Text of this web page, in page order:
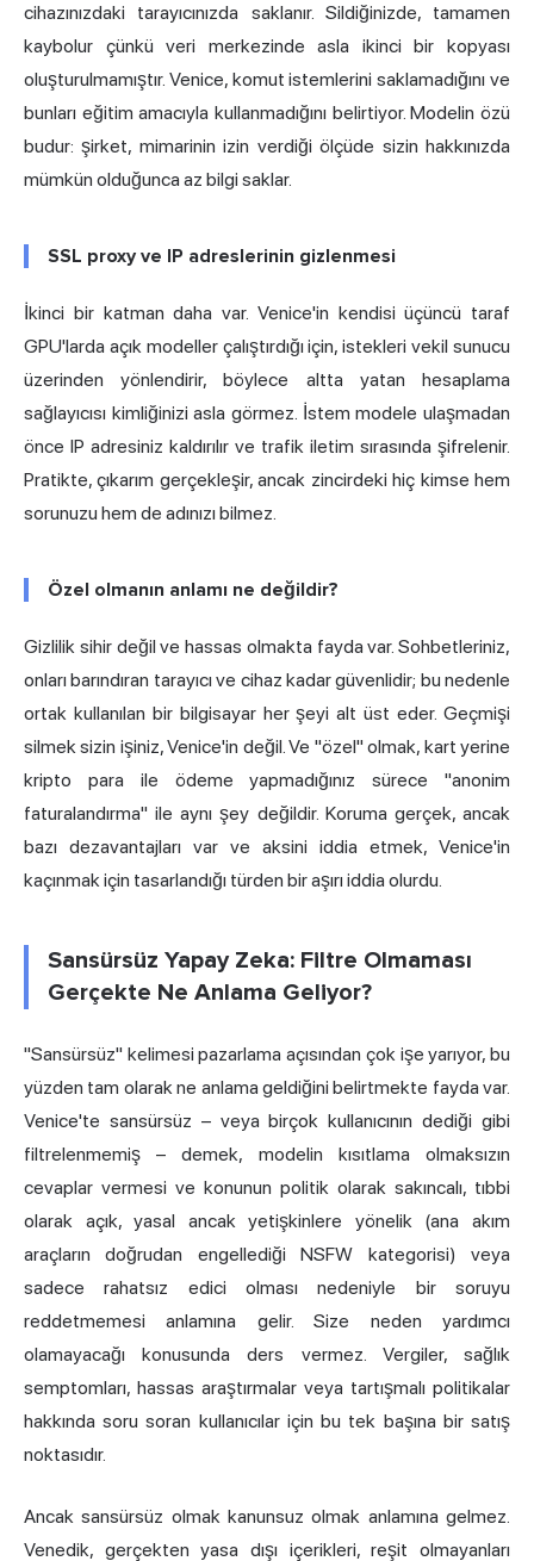
cihazınızdaki tarayıcınızda saklanır. Sildiğinizde, tamamen
kaybolur çünkü veri merkezinde asla ikinci bir kopyası
oluşturulmamıştır. Venice, komut istemlerini saklamadığını ve
bunları eğitim amacıyla kullanmadığını belirtiyor. Modelin özü
budur: şirket, mimarinin izin verdiği ölçüde sizin hakkınızda
mümkün olduğunca az bilgi saklar.
SSL proxy ve IP adreslerinin gizlenmesi
İkinci bir katman daha var. Venice'in kendisi üçüncü taraf
GPU'larda açık modeller çalıştırdığı için, istekleri vekil sunucu
üzerinden yönlendirir, böylece altta yatan hesaplama
sağlayıcısı kimliğinizi asla görmez. İstem modele ulaşmadan
önce IP adresiniz kaldırılır ve trafik iletim sırasında şifrelenir.
Pratikte, çıkarım gerçekleşir, ancak zincirdeki hiç kimse hem
sorunuzu hem de adınızı bilmez.
Özel olmanın anlamı ne değildir?
Gizlilik sihir değil ve hassas olmakta fayda var. Sohbetleriniz,
onları barındıran tarayıcı ve cihaz kadar güvenlidir; bu nedenle
ortak kullanılan bir bilgisayar her şeyi alt üst eder. Geçmişi
silmek sizin işiniz, Venice'in değil. Ve "özel" olmak, kart yerine
kripto para ile ödeme yapmadığınız sürece "anonim
faturalandırma" ile aynı şey değildir. Koruma gerçek, ancak
bazı dezavantajları var ve aksini iddia etmek, Venice'in
kaçınmak için tasarlandığı türden bir aşırı iddia olurdu.
Sansürsüz Yapay Zeka: Filtre Olmaması
Gerçekte Ne Anlama Geliyor?
"Sansürsüz" kelimesi pazarlama açısından çok işe yarıyor, bu
yüzden tam olarak ne anlama geldiğini belirtmekte fayda var.
Venice'te sansürsüz – veya birçok kullanıcının dediği gibi
filtrelenmemiş – demek, modelin kısıtlama olmaksızın
cevaplar vermesi ve konunun politik olarak sakıncalı, tıbbi
olarak açık, yasal ancak yetişkinlere yönelik (ana akım
araçların doğrudan engellediği NSFW kategorisi) veya
sadece rahatsız edici olması nedeniyle bir soruyu
reddetmemesi anlamına gelir. Size neden yardımcı
olamayacağı konusunda ders vermez. Vergiler, sağlık
semptomları, hassas araştırmalar veya tartışmalı politikalar
hakkında soru soran kullanıcılar için bu tek başına bir satış
noktasıdır.
Ancak sansürsüz olmak kanunsuz olmak anlamına gelmez.
Venedik, gerçekten yasa dışı içerikleri, reşit olmayanları